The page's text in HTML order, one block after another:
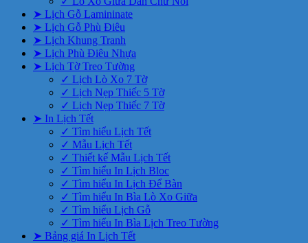
➤ Lịch Gỗ Lamininate
➤ Lịch Gỗ Phù Điêu
➤ Lịch Khung Tranh
➤ Lịch Phù Điêu Nhựa
➤ Lịch Tờ Treo Tường
✓ Lịch Lò Xo 7 Tờ
✓ Lịch Nẹp Thiếc 5 Tờ
✓ Lịch Nẹp Thiếc 7 Tờ
➤ In Lịch Tết
✓ Tìm hiểu Lịch Tết
✓ Mẫu Lịch Tết
✓ Thiết kế Mẫu Lịch Tết
✓ Tìm hiểu In Lịch Bloc
✓ Tìm hiểu In Lịch Để Bàn
✓ Tìm hiểu In Bìa Lò Xo Giữa
✓ Tìm hiểu Lịch Gỗ
✓ Tìm hiểu In Bìa Lịch Treo Tường
➤ Bảng giá In Lịch Tết